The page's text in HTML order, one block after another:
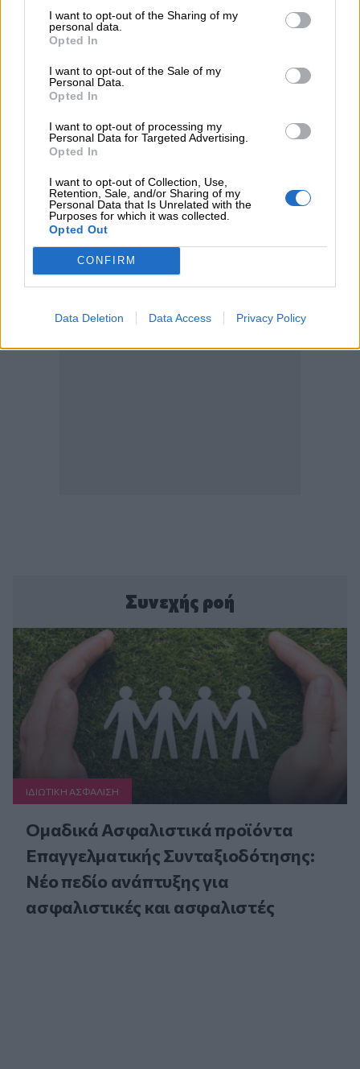
I want to opt-out of the Sharing of my
personal data.
Opted In
I want to opt-out of the Sale of my
Personal Data.
Opted In
I want to opt-out of processing my
Personal Data for Targeted Advertising.
Opted In
I want to opt-out of Collection, Use,
Retention, Sale, and/or Sharing of my
Personal Data that Is Unrelated with the
Purposes for which it was collected.
Opted Out
CONFIRM
Data Deletion Data Access Privacy Policy
Ψηφοφορία
ΕΣΑΠΕ (ΠΣΣΑΣ)-ΣΕΜΑ-ΠΟΑΔ, διεκδικούν με
αποτελεσματικότητα καλές συμβάσεις με τις
διαμεσολαβούντες;
Επιλογές
Ναι
Όχι
Δεν ξέρω / Δεν απαντώ
Συνεχής ροή
ΙΔΙΩΤΙΚΗ ΑΣΦAΛΙΣΗ
Ομαδικά Ασφαλιστικά προϊόντα
Επαγγελματικής Συνταξιοδότησης:
Νέο πεδίο ανάπτυξης για
ασφαλιστικές και ασφαλιστές